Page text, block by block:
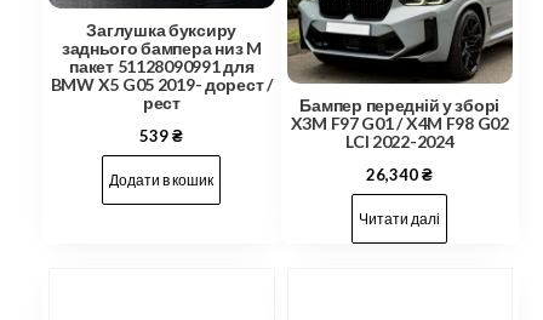
Заглушка буксиру
заднього бампера низ M
пакет 51128090991 для
BMW X5 G05 2019- дорест /
рест
539₴
Додати в кошик
Бампер передній у зборі
X3M F97 G01 / X4M F98 G02
LCI 2022-2024
26,340₴
Читати далі